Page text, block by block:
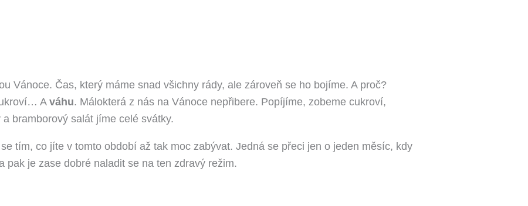
Vánoce. Čas, který máme snad všichny rády, ale zároveň se ho bojíme. A proč?
Aváhu. Málokterá z nás na Vánoce nepřibere. Popíjíme, zobeme cukroví,
bramborový salát jíme celé svátky.
tím, co jíte v tomto období až tak moc zabývat. Jedná se přeci jen o jeden měsíc, kdy
pak je zase dobré naladit se na ten zdravý režim.